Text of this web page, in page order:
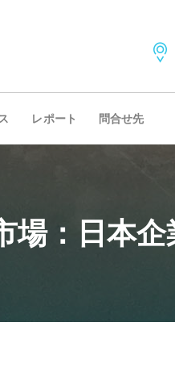
レポート 問合せ先
場：日本